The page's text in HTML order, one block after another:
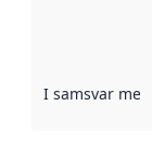
I samsvar med